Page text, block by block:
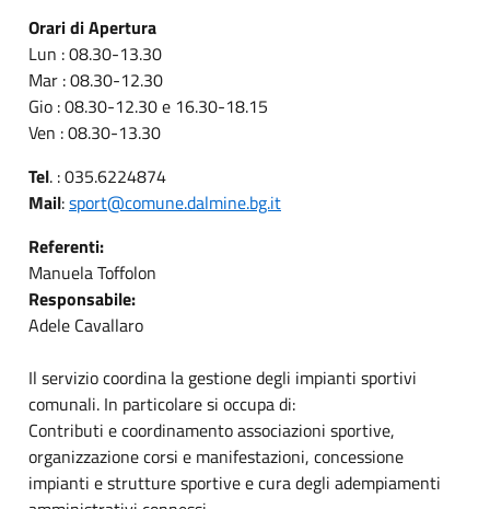
Orari di Apertura
Lun : 08.30-13.30
Mar : 08.30-12.30
Gio : 08.30-12.30 e 16.30-18.15
Ven : 08.30-13.30
Tel. : 035.6224874
Mail:sport@comune.dalmine.bg.it
Referenti:
Manuela Toffolon
Responsabile:
Adele Cavallaro
Il servizio coordina la gestione degli impianti sportivi
comunali. In particolare si occupa di:
Contributi e coordinamento associazioni sportive,
organizzazione corsi e manifestazioni, concessione
impianti e strutture sportive e cura degli adempiamenti